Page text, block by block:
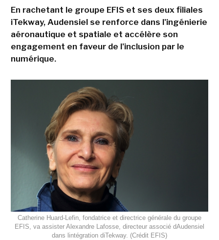
En rachetant le groupe EFIS et ses deux filiales
iTekway, Audensiel se renforce dans l'ingénierie
aéronautique et spatiale et accélère son
engagement en faveur de l'inclusion par le
numérique.
Catherine Huard-Lefin, fondatrice et directrice générale du groupe
EFIS, va assister Alexandre Lafosse, directeur associé dAudensiel
dans lintégration diTekway. (Crédit EFIS)